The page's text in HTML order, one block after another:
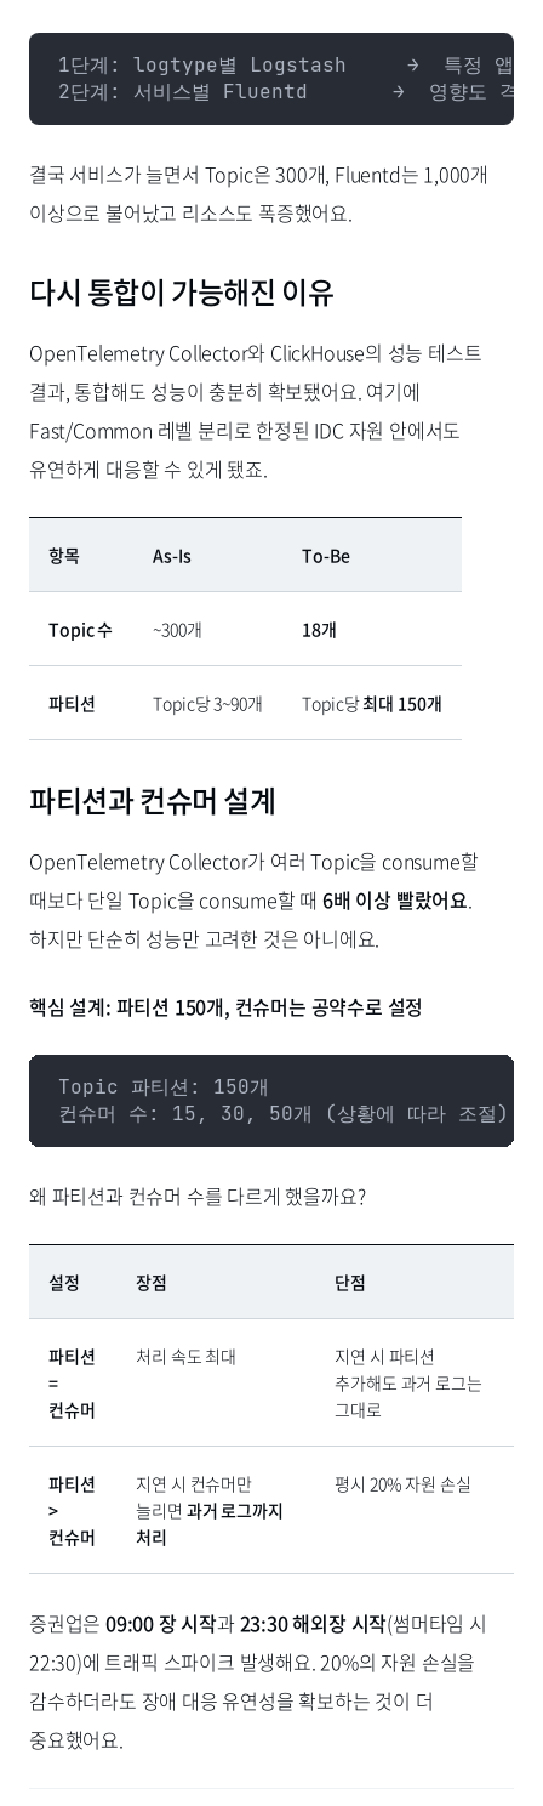
1단계: logtype별 Logstash     →  특정 앱 로
2단계: 서비스별 Fluentd       →  영향도 격리
결국 서비스가 늘면서 Topic은 300개, Fluentd는 1,000개
이상으로 불어났고 리소스도 폭증했어요.
다시 통합이 가능해진 이유
OpenTelemetry Collector와 ClickHouse의 성능 테스트
결과, 통합해도 성능이 충분히 확보됐어요. 여기에
Fast/Common 레벨 분리로 한정된 IDC 자원 안에서도
유연하게 대응할 수 있게 됐죠.
항목 As-Is To-Be
Topic 수 ~300개 18개
파티션 Topic당 3~90개 Topic당최대 150개
파티션과 컨슈머 설계
OpenTelemetry Collector가 여러 Topic을 consume할
때보다 단일 Topic을 consume할 때6배 이상 빨랐어요.
하지만 단순히 성능만 고려한 것은 아니에요.
핵심 설계: 파티션 150개, 컨슈머는 공약수로 설정
Topic 파티션: 150개
컨슈머 수: 15, 30, 50개 (상황에 따라 조절)
왜 파티션과 컨슈머 수를 다르게 했을까요?
설정 장점 단점
파티션
=
컨슈머
처리 속도 최대
지연 시 파티션
추가해도 과거 로그는
그대로
파티션
>
컨슈머
지연 시 컨슈머만
늘리면 과거 로그까지
처리
평시 20% 자원 손실
증권업은 09:00 장 시작과23:30 해외장 시작(썸머타임 시
22:30)에 트래픽 스파이크 발생해요. 20%의 자원 손실을
감수하더라도 장애 대응 유연성을 확보하는 것이 더
중요했어요.